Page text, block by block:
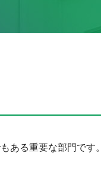
ある重要な部門です。